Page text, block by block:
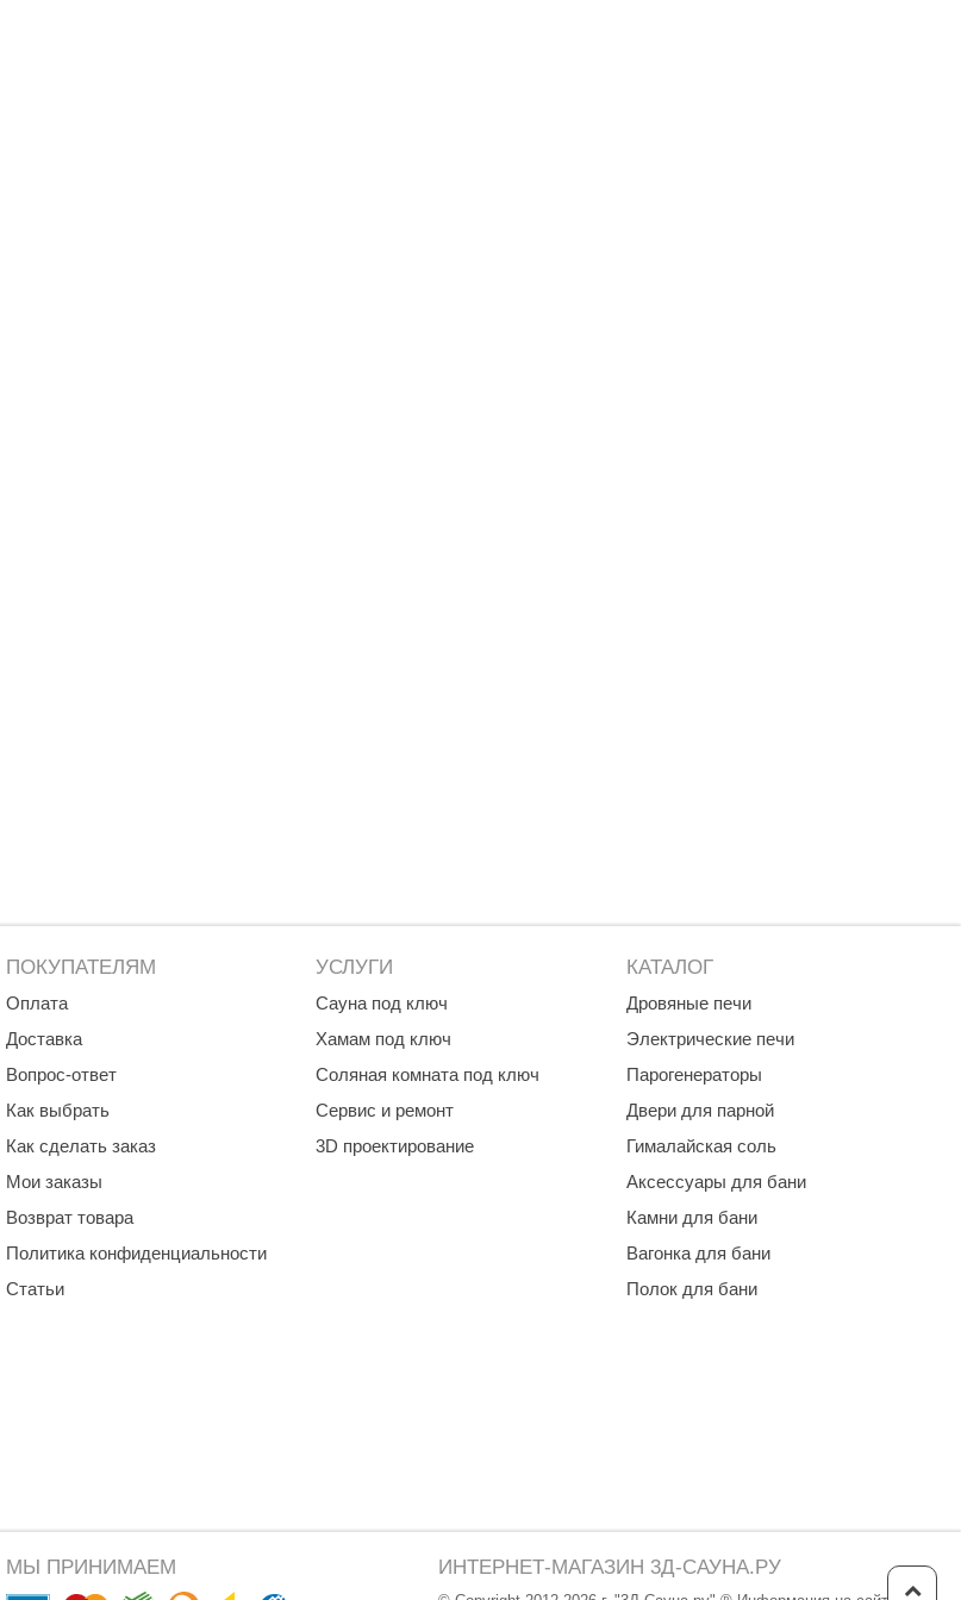
ПОКУПАТЕЛЯМ
Оплата
Доставка
Вопрос-ответ
Как выбрать
Как сделать заказ
Мои заказы
Возврат товара
Политика конфиденциальности
Статьи
УСЛУГИ
Сауна под ключ
Хамам под ключ
Соляная комната под ключ
Сервис и ремонт
3D проектирование
КАТАЛОГ
Дровяные печи
Электрические печи
Парогенераторы
Двери для парной
Гималайская соль
Аксессуары для бани
Камни для бани
Вагонка для бани
Полок для бани
МЫ ПРИНИМАЕМ ИНТЕРНЕТ-МАГАЗИН 3Д-САУНА.РУ